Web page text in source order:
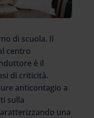
di scuola. Il
centro
è il
di criticità.
anticontagio a
sulla
una